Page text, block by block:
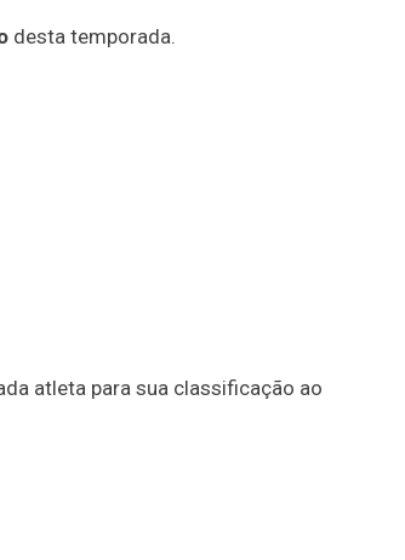
desta temporada.
atleta para sua classificação ao